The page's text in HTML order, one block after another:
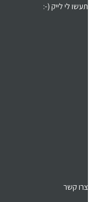
תעשו לי לייק (-:
צרו קשר